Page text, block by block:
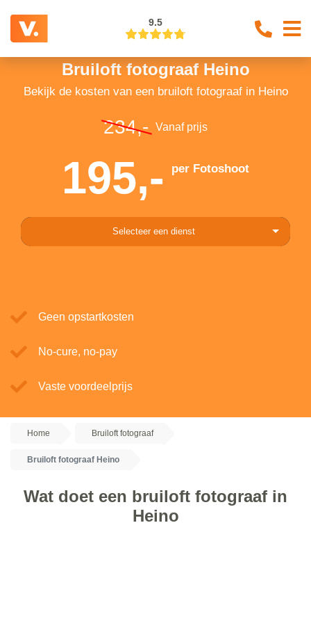
9.5
Bruiloft fotograaf Heino
Bekijk de kosten van een bruiloft fotograaf in Heino
234,- Vanaf prijs
195,- per Fotoshoot
Selecteer een dienst
Geen opstartkosten
No-cure, no-pay
Vaste voordeelprijs
Home Bruiloft fotograaf
Bruiloft fotograaf Heino
Wat doet een bruiloft fotograaf in
Heino